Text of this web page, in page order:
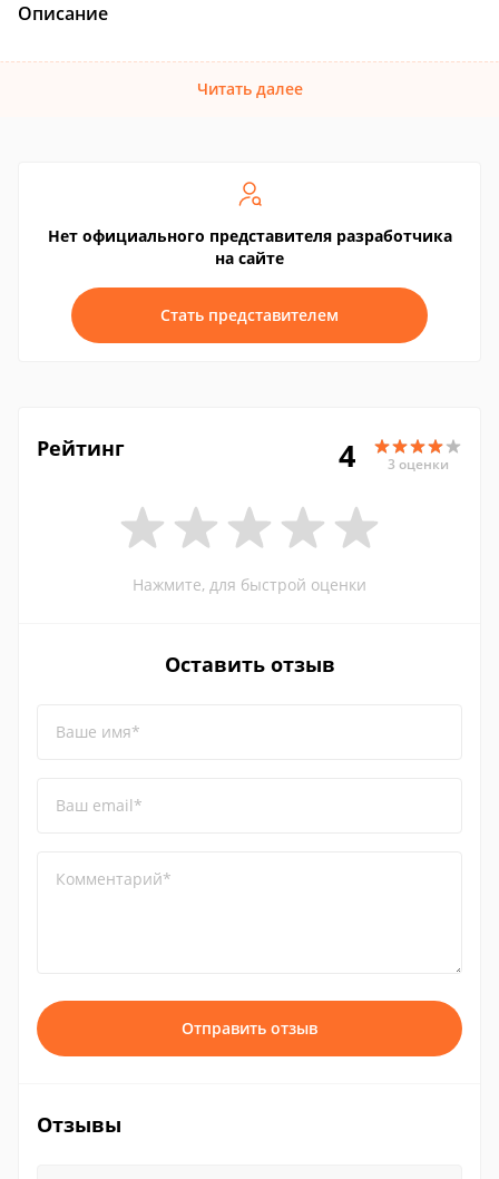
Описание
Читать далее
Нет официального представителя разработчика
на сайте
Стать представителем
Рейтинг 4 3 оценки
Нажмите, для быстрой оценки
Оставить отзыв
Ваше имя*
Ваш email*
Комментарий*
Отправить отзыв
Отзывы